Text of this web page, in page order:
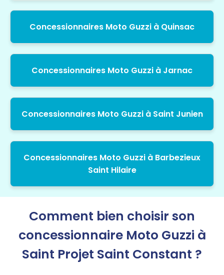
Concessionnaires Moto Guzzi à Quinsac
Concessionnaires Moto Guzzi à Jarnac
Concessionnaires Moto Guzzi à Saint Junien
Concessionnaires Moto Guzzi à Barbezieux
Saint Hilaire
Comment bien choisir son
concessionnaire Moto Guzzi à
Saint Projet Saint Constant ?